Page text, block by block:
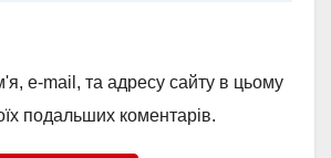
e-mail, та адресу сайту в цьому
подальших коментарів.